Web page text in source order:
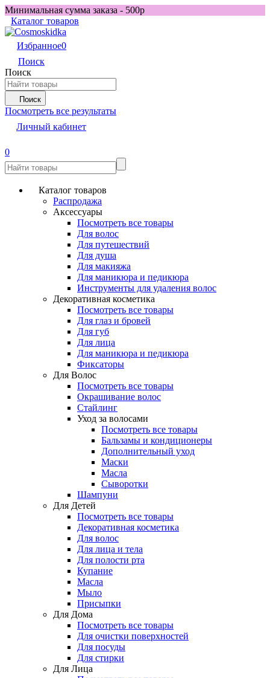
Минимальная сумма заказа - 500р
Каталог товаров
Избранное0
Поиск
Поиск
Поиск
Посмотреть все результаты
Личный кабинет
0
Каталог товаров
Распродажа
Аксессуары
Посмотреть все товары
Для волос
Для путешествий
Для душа
Для макияжа
Для маникюра и педикюра
Инструменты для удаления волос
Декоративная косметика
Посмотреть все товары
Для глаз и бровей
Для губ
Для лица
Для маникюра и педикюра
Фиксаторы
Для Волос
Посмотреть все товары
Окрашивание волос
Стайлинг
Уход за волосами
Посмотреть все товары
Бальзамы и кондиционеры
Дополнительный уход
Маски
Масла
Сыворотки
Шампуни
Для Детей
Посмотреть все товары
Декоративная косметика
Для волос
Для лица и тела
Для полости рта
Купание
Масла
Мыло
Присыпки
Для Дома
Посмотреть все товары
Для очистки поверхностей
Для посуды
Для стирки
Для Лица